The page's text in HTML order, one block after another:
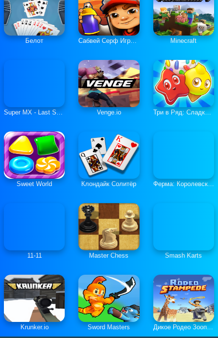
Белот Сабвей Серф Играть Онлайн Minecraft
Super MX - Last Season Venge.io Три в Ряд: Сладкие Загадки
Sweet World Клондайк Солитёр Ферма: Королевская История
11-11 Master Chess Smash Karts
Krunker.io Sword Masters Дикое Родео Зоопарк